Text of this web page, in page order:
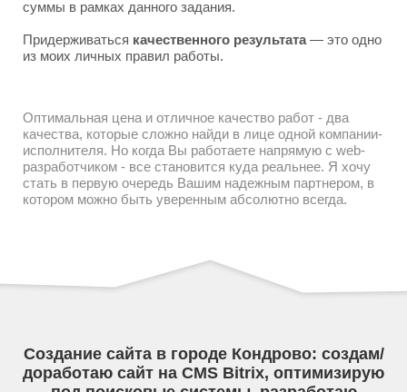
суммы в рамках данного задания.
Придерживаться качественного результата— это одно
из моих личных правил работы.
Оптимальная цена и отличное качество работ - два
качества, которые сложно найди в лице одной компании-
исполнителя. Но когда Вы работаете напрямую с web-
разработчиком - все становится куда реальнее. Я хочу
стать в первую очередь Вашим надежным партнером, в
котором можно быть уверенным абсолютно всегда.
Создание сайта в городе Кондрово: создам/
доработаю сайт на CMS Bitrix, оптимизирую